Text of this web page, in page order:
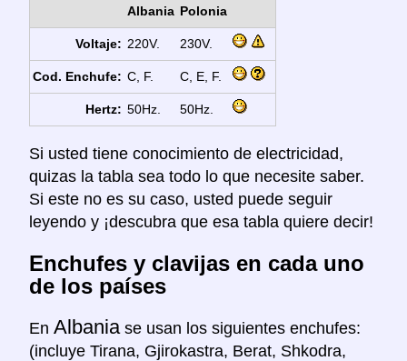
Albania Polonia
Voltaje: 220V. 230V.
Cod. Enchufe: C, F. C, E, F.
Hertz: 50Hz. 50Hz.
Si usted tiene conocimiento de electricidad,
quizas la tabla sea todo lo que necesite saber.
Si este no es su caso, usted puede seguir
leyendo y ¡descubra que esa tabla quiere decir!
Enchufes y clavijas en cada uno
de los países
En Albania se usan los siguientes enchufes:
(incluye Tirana, Gjirokastra, Berat, Shkodra,